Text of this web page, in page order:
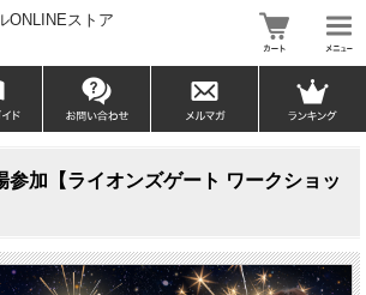
ONLINEストア
加【ライオンズゲート ワークショッ